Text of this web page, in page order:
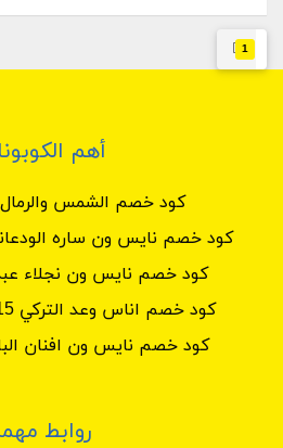
1
أهم
كود خصم الشمس والرمال
كود خصم نايس ون ساره
كود خصم نايس ون نجلاء
كود خصم اناس وعد التركي 15% بدون حد أدنى
كود خصم نايس ون افنان
روابط